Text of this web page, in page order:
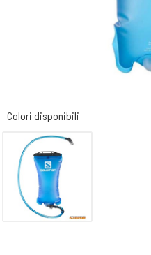
Colori disponibili